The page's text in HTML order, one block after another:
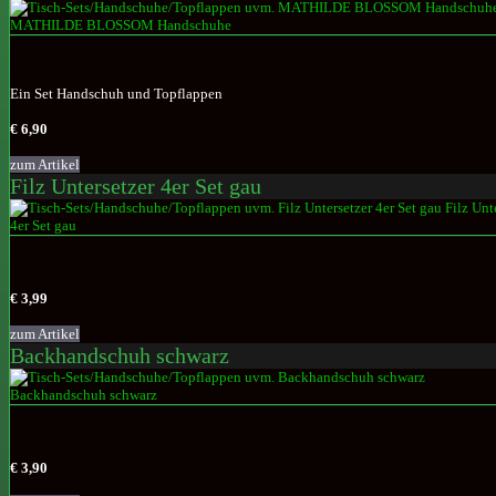
Ein Set Handschuh und Topflappen
€ 6,90
zum Artikel
Filz Untersetzer 4er Set gau
€ 3,99
zum Artikel
Backhandschuh schwarz
€ 3,90